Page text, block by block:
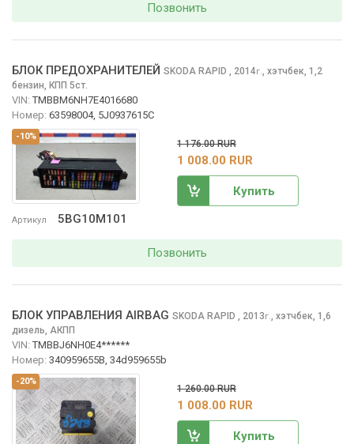
Позвонить
-10%
Артикул 5BG10M101
БЛОК ПРЕДОХРАНИТЕЛЕЙ SKODA RAPID , 2014г., хэтчбек, 1,2
бензин, КПП 5ст.
VIN: TMBBM6NH7E4016680
Номер: 63598004, 5J0937615C
1 176.00 RUR
1 008.00 RUR
Купить
Позвонить
-20%
БЛОК УПРАВЛЕНИЯ AIRBAG SKODA RAPID , 2013г., хэтчбек, 1,6
дизель, АКПП
VIN: TMBBJ6NH0E4******
Номер: 340959655B, 34d959655b
1 260.00 RUR
1 008.00 RUR
Купить